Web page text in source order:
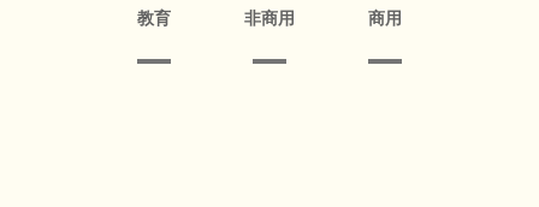
教育 非商用 商用